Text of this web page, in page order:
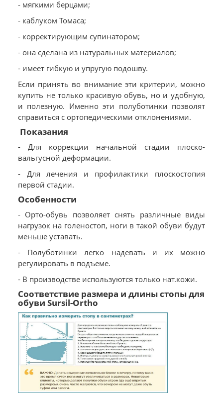
- мягкими берцами;
- каблуком Томаса;
- корректирующим супинатором;
- она сделана из натуральных материалов;
- имеет гибкую и упругую подошву.
Если принять во внимание эти критерии, можно
купить не только красивую обувь, но и удобную,
и полезную. Именно эти полуботинки позволят
справиться с ортопедическими отклонениями.
Показания
- Для коррекции начальной стадии плоско-
вальгусной деформации.
- Для лечения и профилактики плоскостопия
первой стадии.
Особенности
- Орто-обувь позволяет снять различные виды
нагрузок на голеностоп, ноги в такой обуви будут
меньше уставать.
- Полуботинки легко надевать и их можно
регулировать в подъеме.
- В производстве используются только нат.кожи.
Соответствие размера и длины стопы для
обуви Sursil-Ortho